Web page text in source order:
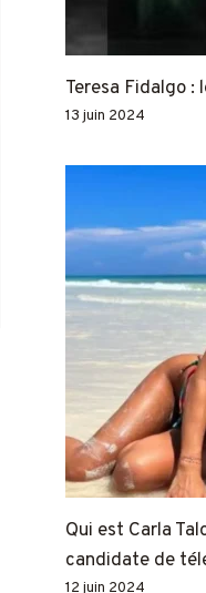
Teresa Fidalgo :
13 juin 2024
Qui est Carla
candidate de
12 juin 2024